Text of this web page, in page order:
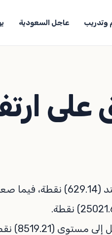
وتدريب عاجل السعودية
على
وارتفع مؤشر (ستوكس 600) الأوروبي بنسبة (0.23%) ليصل عند (629.14) نقطة،